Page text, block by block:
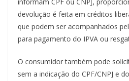
devolução é feita em créditos
que podem ser acompanhados
para pagamento do IPVA ou
O consumidor também pode
sem a indicação do CPF/CNPJ e